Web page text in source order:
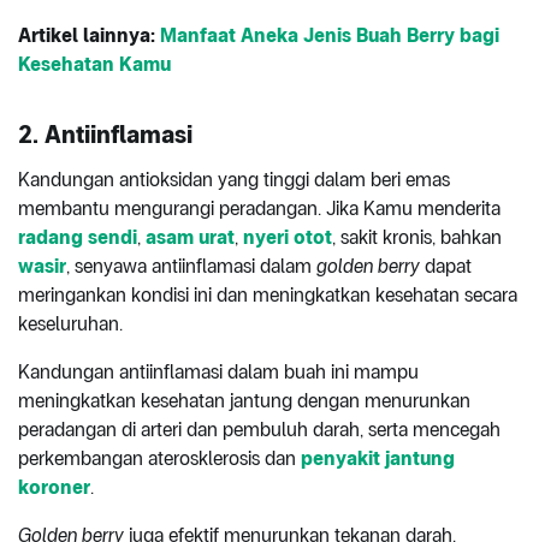
Artikel lainnya: Manfaat Aneka Jenis Buah Berry bagi
Kesehatan Kamu
2. Antiinflamasi
Kandungan antioksidan yang tinggi dalam beri emas
membantu mengurangi peradangan. Jika Kamu menderita
radang sendi, asam urat, nyeri otot, sakit kronis, bahkan
wasir, senyawa antiinflamasi dalam golden berry dapat
meringankan kondisi ini dan meningkatkan kesehatan secara
keseluruhan.
Kandungan antiinflamasi dalam buah ini mampu
meningkatkan kesehatan jantung dengan menurunkan
peradangan di arteri dan pembuluh darah, serta mencegah
perkembangan aterosklerosis dan penyakit jantung
koroner.
Golden berry juga efektif menurunkan tekanan darah,